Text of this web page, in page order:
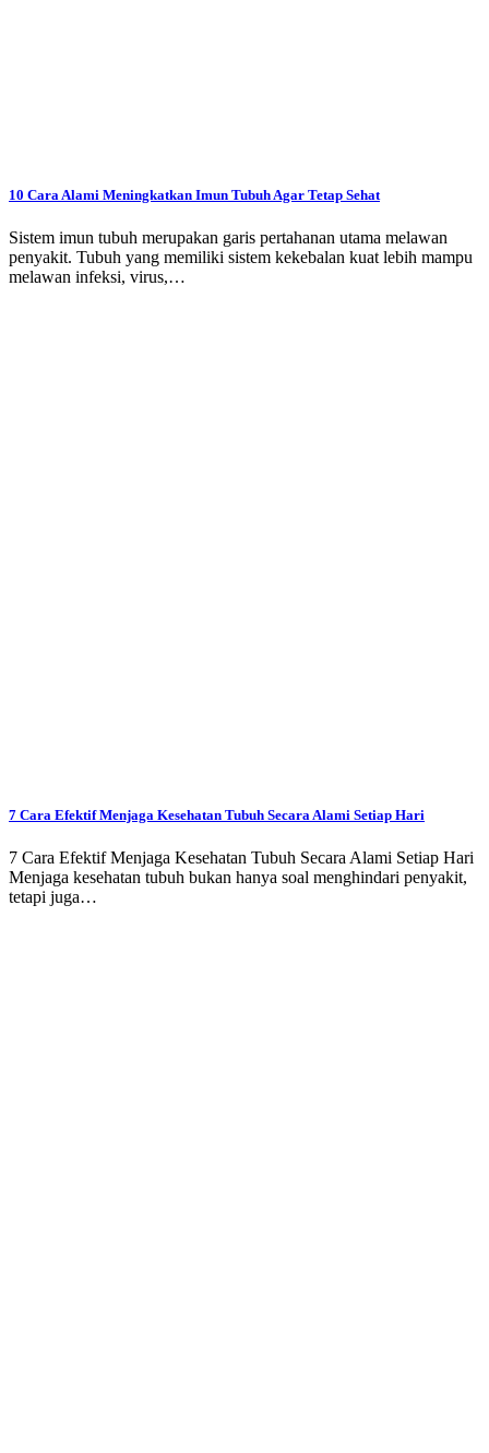
10 Cara Alami Meningkatkan Imun Tubuh Agar Tetap Sehat
Sistem imun tubuh merupakan garis pertahanan utama melawan
penyakit. Tubuh yang memiliki sistem kekebalan kuat lebih mampu
melawan infeksi, virus,…
7 Cara Efektif Menjaga Kesehatan Tubuh Secara Alami Setiap Hari
7 Cara Efektif Menjaga Kesehatan Tubuh Secara Alami Setiap Hari
Menjaga kesehatan tubuh bukan hanya soal menghindari penyakit,
tetapi juga…